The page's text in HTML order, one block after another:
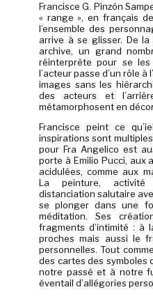
Francisce G. Pinzón
« range », en français
l’ensemble des
arrive à se glisser. De
archive, un grand
réinterprète pour se les
l’acteur passe d’un rôle à
images sans les
des acteurs et
métamorphosent en
Francisce peint ce
inspirations sont
pour Fra Angelico est
porte à Emilio Pucci, aux
acidulées, comme aux
La peinture, activité
distanciation salutaire
se plonger dans une
méditation. Ses
fragments d’intimité : à
proches mais aussi le
personnelles. Tout
des cartes des symboles
notre passé et à notre
éventail d’allégories